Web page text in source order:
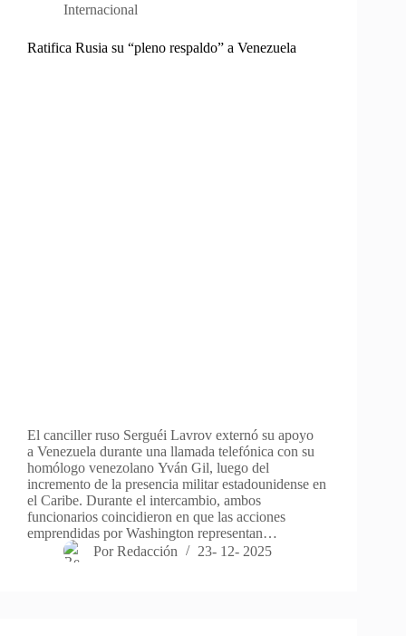
Internacional
Ratifica Rusia su “pleno respaldo” a Venezuela
El canciller ruso Serguéi Lavrov externó su apoyo
a Venezuela durante una llamada telefónica con su
homólogo venezolano Yván Gil, luego del
incremento de la presencia militar estadounidense en
el Caribe. Durante el intercambio, ambos
funcionarios coincidieron en que las acciones
emprendidas por Washington representan…
Por Redacción 23- 12- 2025